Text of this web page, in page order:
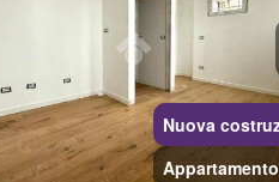
Nuova
Appartamento